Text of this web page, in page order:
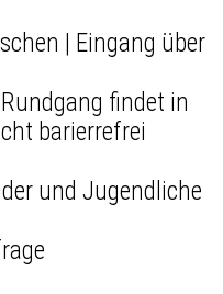
| Eingang über
findet in
barierrefrei
und Jugendliche